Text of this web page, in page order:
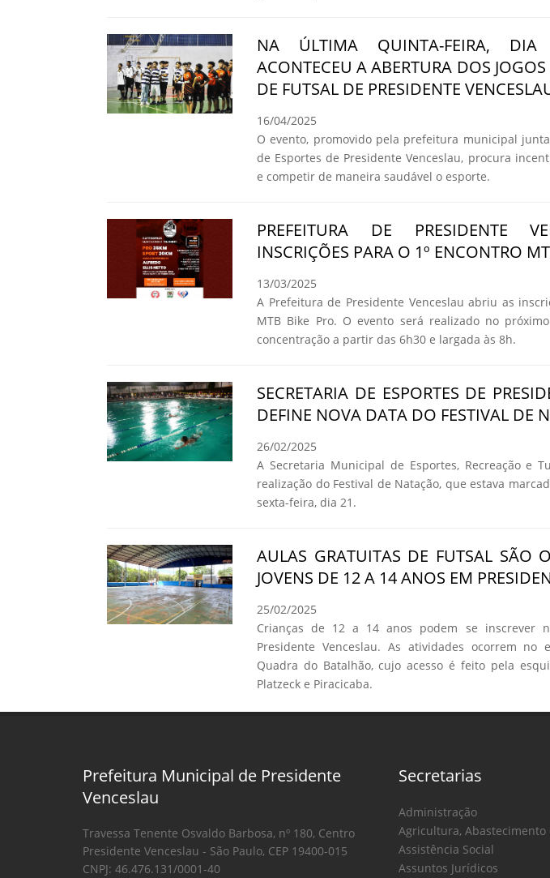
NA ÚLTIMA QUINTA-FEIRA,
ACONTECEU A ABERTURA DOS JOGOS
DE FUTSAL DE PRESIDENTE
16/04/2025
O evento, promovido pela prefeitura municipal
de Esportes de Presidente Venceslau, procura
e competir de maneira saudável o esporte.
PREFEITURA DE PRESIDENTE
INSCRIÇÕES PARA O 1º ENCONTRO
13/03/2025
A Prefeitura de Presidente Venceslau abriu as
MTB Bike Pro. O evento será realizado no
concentração a partir das 6h30 e largada às 8h.
SECRETARIA DE ESPORTES DE
DEFINE NOVA DATA DO FESTIVAL DE
26/02/2025
A Secretaria Municipal de Esportes, Recreação e
realização do Festival de Natação, que estava
sexta-feira, dia 21.
AULAS GRATUITAS DE FUTSAL SÃO
JOVENS DE 12 A 14 ANOS EM
25/02/2025
Crianças de 12 a 14 anos podem se inscrever
Presidente Venceslau. As atividades ocorrem no
Quadra do Batalhão, cujo acesso é feito pela
Platzeck e Piracicaba.
Prefeitura Municipal de Presidente
Venceslau
Travessa Tenente Osvaldo Barbosa, nº 180, Centro
Presidente Venceslau - São Paulo, CEP 19400-015
CNPJ: 46.476.131/0001-40
Secretarias
Administração
Agricultura, Abastecimento
Assistência Social
Assuntos Jurídicos